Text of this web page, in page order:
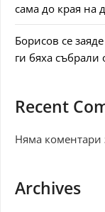
сама до края на
Борисов се
ги бяха събрали
Recent
Няма коментари
Archives